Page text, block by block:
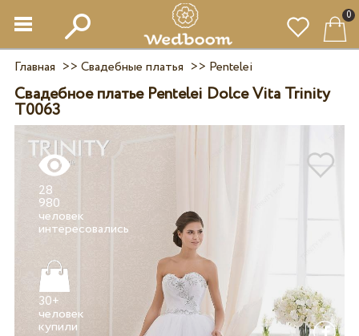
0
Главная >> Свадебные платья >> Pentelei
Свадебное платье Pentelei Dolce Vita Trinity
T0063
28
980
человек
30+
человек